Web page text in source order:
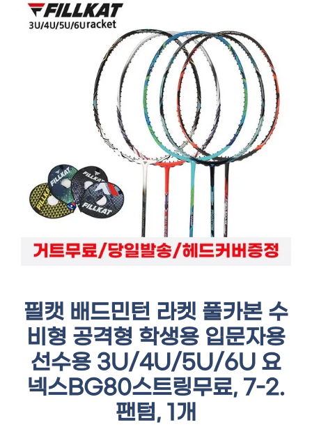
필캣 배드민턴 라켓 풀카본 수
비형 공격형 학생용 입문자용
선수용 3U/4U/5U/6U 요
넥스BG80스트링무료, 7-2.
팬텀, 1개